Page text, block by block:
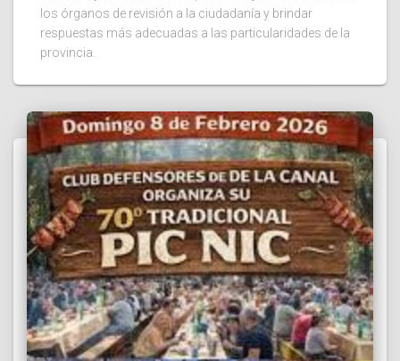
los órganos de revisión a la ciudadanía y brindar
respuestas más adecuadas a las particularidades de la
provincia.